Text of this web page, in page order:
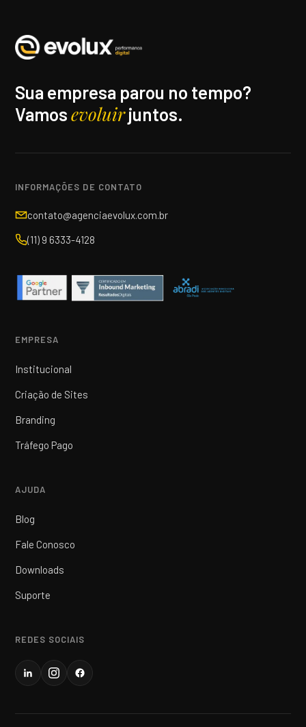
Sua empresa parou no tempo?
Vamosevoluirjuntos.
INFORMAÇÕES DE CONTATO
contato@agenciaevolux.com.br
(11) 9 6333-4128
EMPRESA
Institucional
Criação de Sites
Branding
Tráfego Pago
AJUDA
Blog
Fale Conosco
Downloads
Suporte
REDES SOCIAIS